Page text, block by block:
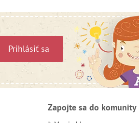
Prihlásiť sa
Zapojte sa do komunity